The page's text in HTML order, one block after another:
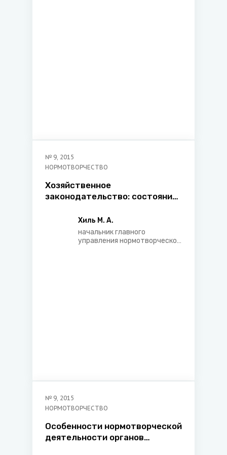
№ 9, 2015
НОРМОТВОРЧЕСТВО
Хозяйственное
законодательство: состояние
Хиль М. А.
начальник главного
управления нормотворческой
№ 9, 2015
НОРМОТВОРЧЕСТВО
Особенности нормотворческой
деятельности органов